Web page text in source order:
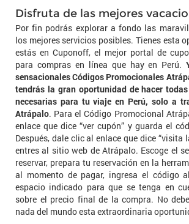
Disfruta de las mejores
Por fin podrás explorar a fondo las
los mejores servicios posibles. Tienes esta
estás en Cuponoff, el mejor portal de
para compras en línea que hay en Perú.
sensacionales Códigos Promocionales
tendrás la gran oportunidad de hacer
necesarias para tu viaje en Perú, solo a
Atrápalo. Para el Código Promocional
enlace que dice “ver cupón” y guarda el
Después, dale clic al enlace que dice “visita
entres al sitio web de Atrápalo. Escoge el
reservar, prepara tu reservación en la
al momento de pagar, ingresa el código
espacio indicado para que se tenga en
sobre el precio final de la compra. No
nada del mundo esta extraordinaria